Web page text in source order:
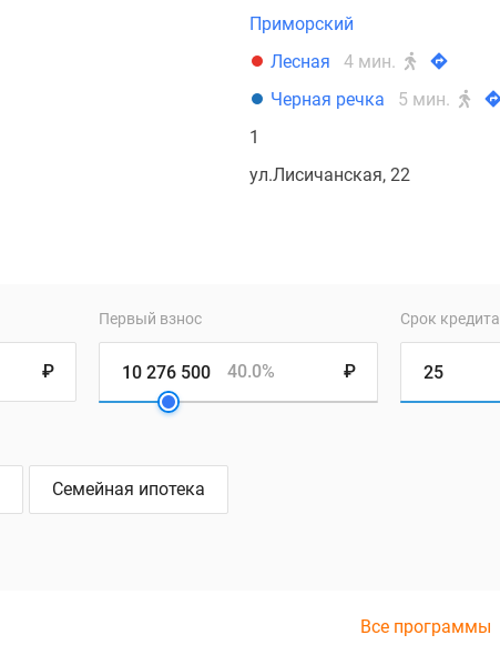
Приморский
Лесная
4 мин.
Черная речка
5 мин.
1
ул.Лисичанская, 22
₽
Первый взнос
₽
40.0%
Срок кредита
Семейная ипотека
Все программы